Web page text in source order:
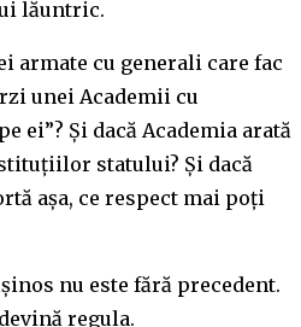
lăuntric.
armate cu generali care fac
unei Academii cu
ei”? Și dacă Academia arată
statului? Și dacă
așa, ce respect mai poți
nu este fără precedent.
regula.